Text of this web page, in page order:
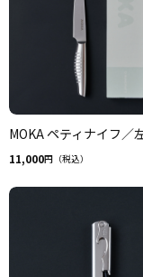
MOKA ペティナイフ／
11,000円（税込）